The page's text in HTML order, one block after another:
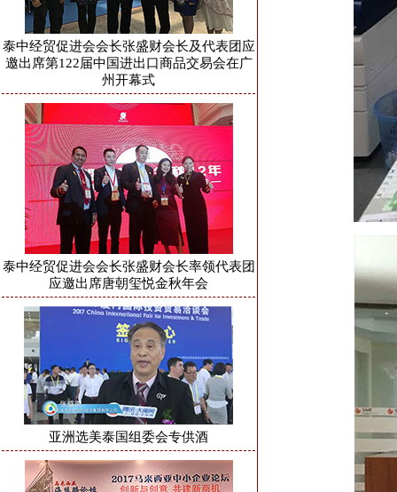
泰中经贸促进会会长张盛财会长及代表团应
邀出席第122届中国进出口商品交易会在广
州开幕式
泰中经贸促进会会长张盛财会长率领代表团
应邀出席唐朝玺悦金秋年会
亚洲选美泰国组委会专供酒